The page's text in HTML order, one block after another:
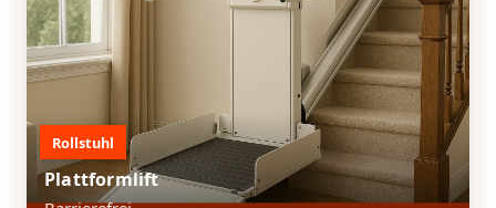
Rollstuhl
Plattformlift